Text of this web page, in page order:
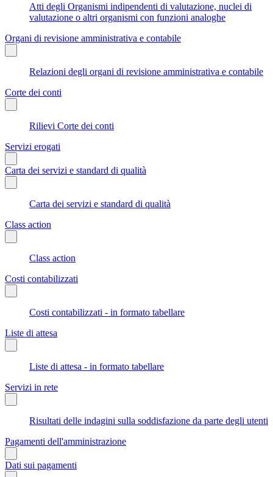
Atti degli Organismi indipendenti di valutazione, nuclei di
valutazione o altri organismi con funzioni analoghe
Organi di revisione amministrativa e contabile
Relazioni degli organi di revisione amministrativa e contabile
Corte dei conti
Rilievi Corte dei conti
Servizi erogati
Carta dei servizi e standard di qualità
Carta dei servizi e standard di qualità
Class action
Class action
Costi contabilizzati
Costi contabilizzati - in formato tabellare
Liste di attesa
Liste di attesa - in formato tabellare
Servizi in rete
Risultati delle indagini sulla soddisfazione da parte degli utenti
Pagamenti dell'amministrazione
Dati sui pagamenti